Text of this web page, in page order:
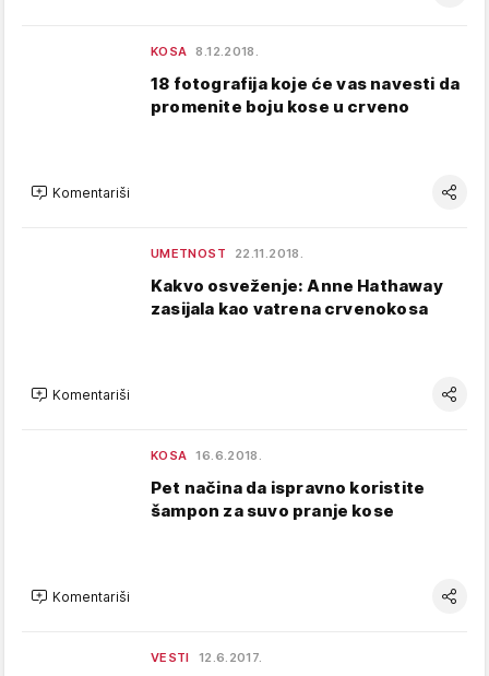
KOSA 8.12.2018.
18 fotografija koje će vas navesti da
promenite boju kose u crveno
Komentariši
UMETNOST 22.11.2018.
Kakvo osveženje: Anne Hathaway
zasijala kao vatrena crvenokosa
Komentariši
KOSA 16.6.2018.
Pet načina da ispravno koristite
šampon za suvo pranje kose
Komentariši
VESTI 12.6.2017.